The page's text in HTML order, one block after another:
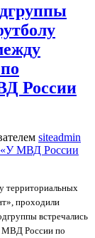
- «У МВД
России
siteadmin
территориальных
проходили
встречались
МВД России по